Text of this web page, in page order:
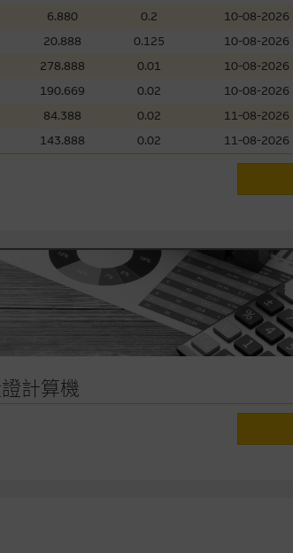
6.880 0.2 10-08-2026
20.888 0.125 10-08-2026
278.888 0.01 10-08-2026
190.669 0.02 10-08-2026
84.388 0.02 11-08-2026
143.888 0.02 11-08-2026
計算機
市場上相關產品及機構的資訊。麥格理集團對此等網
第三者推介本網站。
須自負全責。此等軟件的使用，可能受軟件持有人訂
於第三者)而引起的責任。麥格理集團並且對此等軟件
使用或下載任何軟件(不論是否屬於第三者)而出現電腦
損)。
商的財務與其他資料已載列於基本上市文件及相關之